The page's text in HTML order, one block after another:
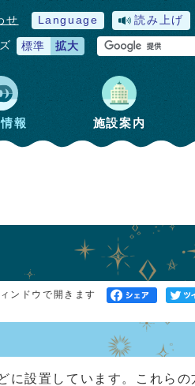
せ Language 読み上げ
標準 拡大
報 施設案内
ンドウで開きます
に設置しています。これらの